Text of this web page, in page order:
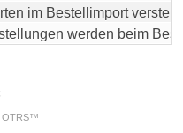
im Bestellimport
werden beim
OTRS™